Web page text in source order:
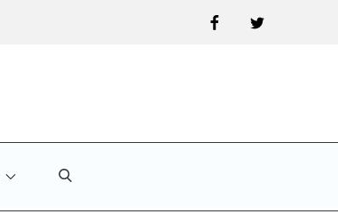
FacebookTwitter